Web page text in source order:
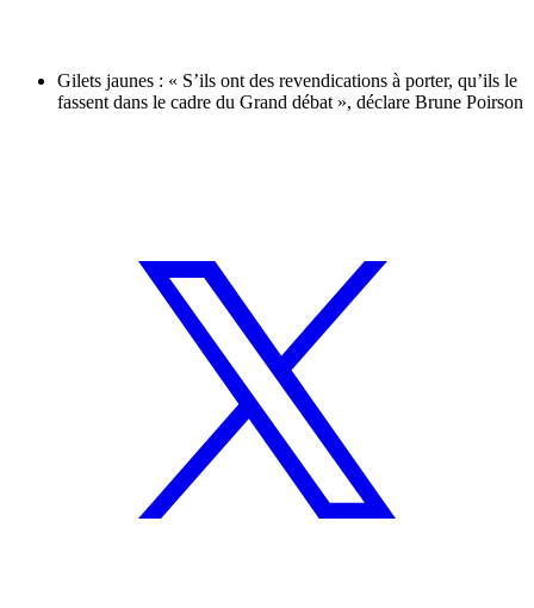
Gilets jaunes : « S’ils ont des revendications à porter, qu’ils le
fassent dans le cadre du Grand débat », déclare Brune Poirson